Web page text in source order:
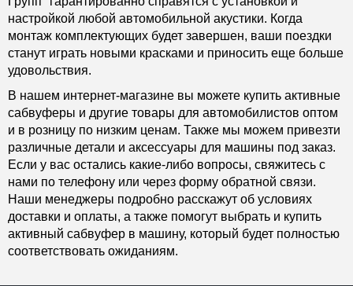
настройкой любой автомобильной акустики. Когда
монтаж комплектующих будет завершен, ваши поездки
станут играть новыми красками и приносить еще больше
удовольствия.
В нашем интернет-магазине вы можете купить активные
сабвуферы и другие товары для автомобилистов оптом
и в розницу по низким ценам. Также мы можем привезти
различные детали и аксессуары для машины под заказ.
Если у вас остались какие-либо вопросы, свяжитесь с
нами по телефону или через форму обратной связи.
Наши менеджеры подробно расскажут об условиях
доставки и оплаты, а также помогут выбрать и купить
активный сабвуфер в машину, который будет полностью
соответствовать ожиданиям.